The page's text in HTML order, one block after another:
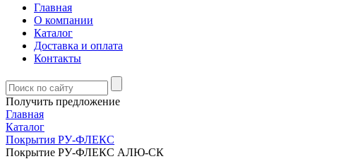
Главная
О компании
Каталог
Доставка и оплата
Контакты
Получить предложение
Главная
Каталог
Покрытия РУ-ФЛЕКС
Покрытие РУ-ФЛЕКС АЛЮ-СК